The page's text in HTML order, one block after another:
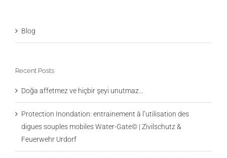
Blog
Recent Posts
Doğa affetmez ve hiçbir şeyi unutmaz…
Protection Inondation: entrainement à l’utilisation des
digues souples mobiles Water-Gate© | Zivilschutz &
Feuerwehr Urdorf